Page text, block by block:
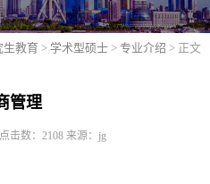
生教育 > 学术型硕士 > 专业介绍 > 正文
管理
点击数： 2108 来源：jg